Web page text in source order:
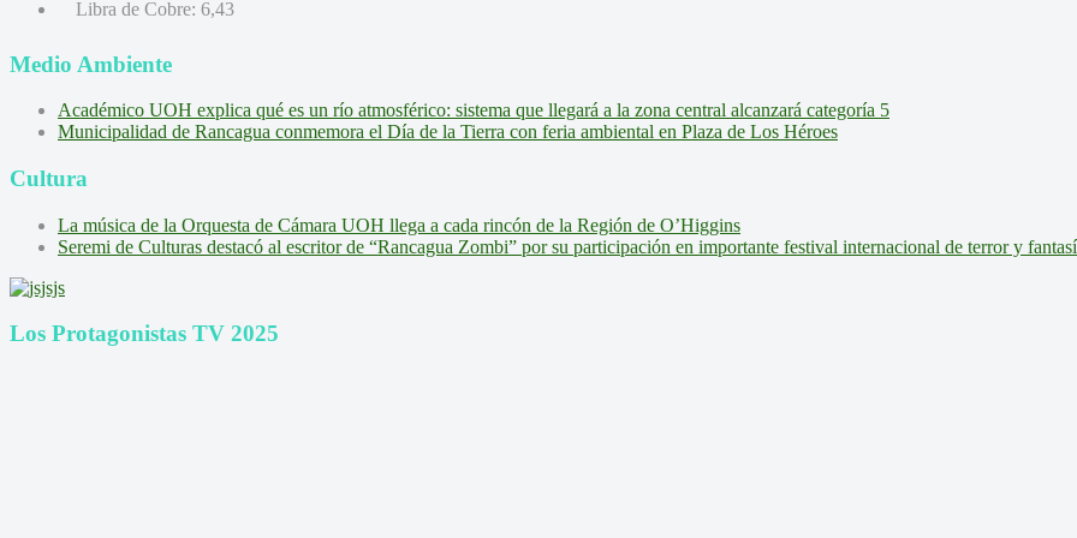
Libra de Cobre: 6,43
Medio Ambiente
Académico UOH explica qué es un río atmosférico: sistema que llegará a la zona central alcanzará categoría 5
Municipalidad de Rancagua conmemora el Día de la Tierra con feria ambiental en Plaza de Los Héroes
Cultura
La música de la Orquesta de Cámara UOH llega a cada rincón de la Región de O’Higgins
Seremi de Culturas destacó al escritor de “Rancagua Zombi” por su participación en importante festival internacional de terror y
Los Protagonistas TV 2025